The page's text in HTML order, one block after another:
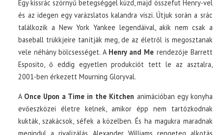
Egy kissrác szörnyű betegséggel küzd, majd összefut Henry-vel
és az idegen egy varázslatos kalandra viszi. Útjuk során a srác
találkozik a New York Yankee legendáival, akik nem csak a
baseball trükkjeire tanítják meg, de az életről is megosztanak
vele néhány bölcsességet. A Henry and Me rendezője Barrett
Esposito, ő eddig egyetlen produkciót tett le az asztalra,
2001-ben érkezett Mourning Gloryval.
A Once Upon a Time in the Kitchen animációban egy konyha
evőeszközei életre kelnek, amikor épp nem tartózkodnak
kukták, szakácsok, séfek a közelben. És ha magukra maradnak